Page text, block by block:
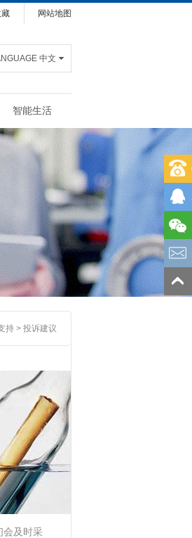
网站地图
中文
智能生活
持 > 投诉建议
会及时采